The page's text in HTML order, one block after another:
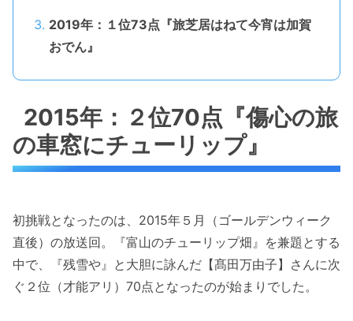
2019年：１位73点『旅芝居はねて今宵は加賀
おでん』
2015年：２位70点『傷心の旅
の車窓にチューリップ』
初挑戦となったのは、2015年５月（ゴールデンウィーク
直後）の放送回。『富山のチューリップ畑』を兼題とする
中で、『残雪や』と大胆に詠んだ【髙田万由子】さんに次
ぐ２位（才能アリ）70点となったのが始まりでした。